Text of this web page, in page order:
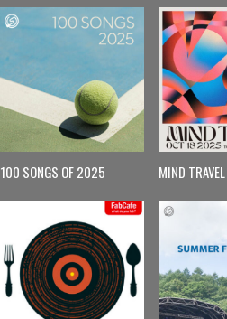
100 SONGS OF 2025 MIND TRAVEL